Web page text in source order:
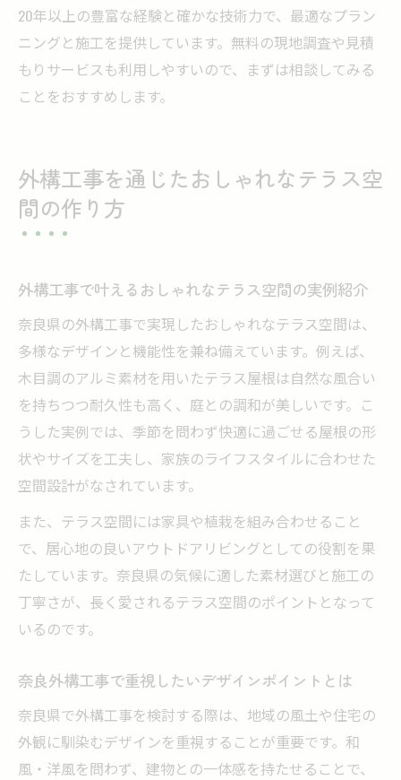
20年以上の豊富な経験と確かな技術力で、最適なプラン
ニングと施工を提供しています。無料の現地調査や見積
もりサービスも利用しやすいので、まずは相談してみる
ことをおすすめします。
外構工事を通じたおしゃれなテラス空
間の作り方
外構工事で叶えるおしゃれなテラス空間の実例紹介
奈良県の外構工事で実現したおしゃれなテラス空間は、
多様なデザインと機能性を兼ね備えています。例えば、
木目調のアルミ素材を用いたテラス屋根は自然な風合い
を持ちつつ耐久性も高く、庭との調和が美しいです。こ
うした実例では、季節を問わず快適に過ごせる屋根の形
状やサイズを工夫し、家族のライフスタイルに合わせた
空間設計がなされています。
また、テラス空間には家具や植栽を組み合わせること
で、居心地の良いアウトドアリビングとしての役割を果
たしています。奈良県の気候に適した素材選びと施工の
丁寧さが、長く愛されるテラス空間のポイントとなって
いるのです。
奈良外構工事で重視したいデザインポイントとは
奈良県で外構工事を検討する際は、地域の風土や住宅の
外観に馴染むデザインを重視することが重要です。和
風・洋風を問わず、建物との一体感を持たせることで、